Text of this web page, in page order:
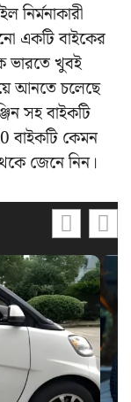
একটি বাইকের
ভারতে খুবই
আনতে চলেছে
সহ বাইকটি
বাইকটি কেমন
জেনে নিন।